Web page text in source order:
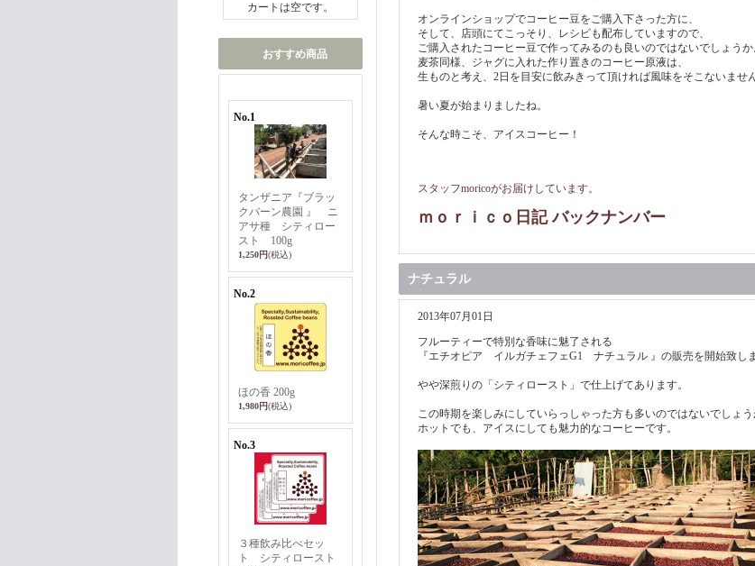
カートは空です。
おすすめ商品
No.1
タンザニア『ブラッ
クバーン農園 』 ニ
アサ種 シティロー
スト 100g
1,250円(税込)
No.2
ほの香 200g
1,980円(税込)
No.3
３種飲み比べセッ
ト シティロースト
オンラインショップでコーヒー豆をご購入下さった方に、
そして、店頭にてこっそり、レシピも配布していますので、
ご購入されたコーヒー豆で作ってみるのも良いのではないでしょうか
麦茶同様、ジャグに入れた作り置きのコーヒー原液は、
生ものと考え、2日を目安に飲みきって頂ければ風味をそこないません
暑い夏が始まりましたね。
そんな時こそ、アイスコーヒー！
スタッフmoricoがお届けしています。
ｍｏｒｉｃｏ日記 バックナンバー
ナチュラル
2013年07月01日
フルーティーで特別な香味に魅了される
『エチオピア イルガチェフェG1 ナチュラル 』の販売を開始致しま
やや深煎りの「シティロースト」で仕上げてあります。
この時期を楽しみにしていらっしゃった方も多いのではないでしょう
ホットでも、アイスにしても魅力的なコーヒーです。